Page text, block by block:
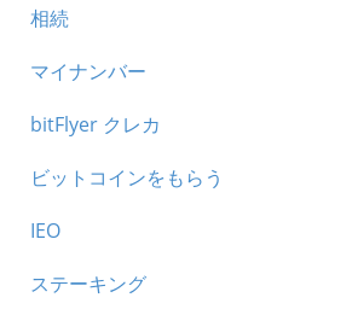
相続
マイナンバー
bitFlyer クレカ
ビットコインをもらう
IEO
ステーキング